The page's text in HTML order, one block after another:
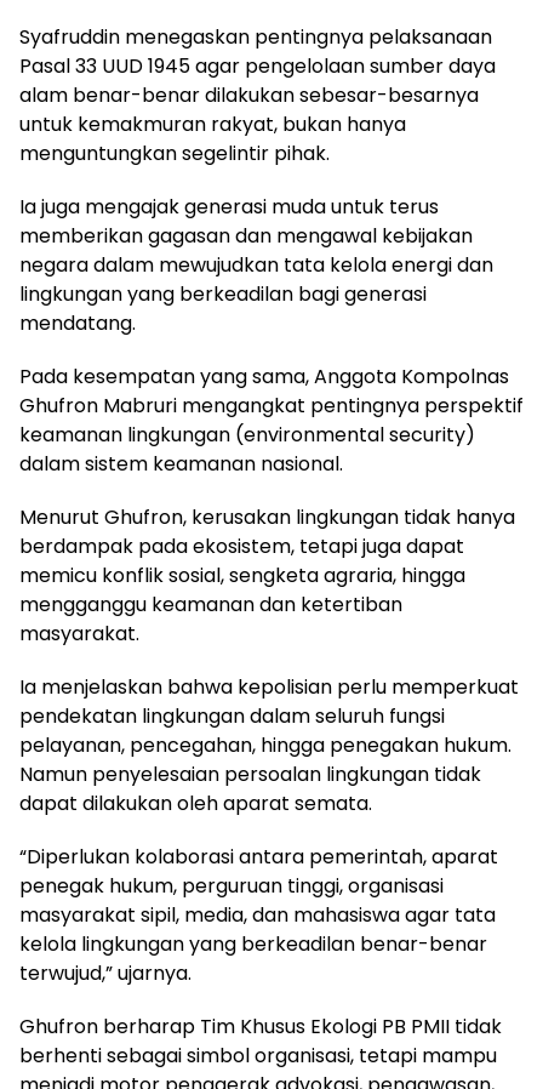
Syafruddin menegaskan pentingnya pelaksanaan
Pasal 33 UUD 1945 agar pengelolaan sumber daya
alam benar-benar dilakukan sebesar-besarnya
untuk kemakmuran rakyat, bukan hanya
menguntungkan segelintir pihak.
Ia juga mengajak generasi muda untuk terus
memberikan gagasan dan mengawal kebijakan
negara dalam mewujudkan tata kelola energi dan
lingkungan yang berkeadilan bagi generasi
mendatang.
Pada kesempatan yang sama, Anggota Kompolnas
Ghufron Mabruri mengangkat pentingnya perspektif
keamanan lingkungan (environmental security)
dalam sistem keamanan nasional.
Menurut Ghufron, kerusakan lingkungan tidak hanya
berdampak pada ekosistem, tetapi juga dapat
memicu konflik sosial, sengketa agraria, hingga
mengganggu keamanan dan ketertiban
masyarakat.
Ia menjelaskan bahwa kepolisian perlu memperkuat
pendekatan lingkungan dalam seluruh fungsi
pelayanan, pencegahan, hingga penegakan hukum.
Namun penyelesaian persoalan lingkungan tidak
dapat dilakukan oleh aparat semata.
“Diperlukan kolaborasi antara pemerintah, aparat
penegak hukum, perguruan tinggi, organisasi
masyarakat sipil, media, dan mahasiswa agar tata
kelola lingkungan yang berkeadilan benar-benar
terwujud,” ujarnya.
Ghufron berharap Tim Khusus Ekologi PB PMII tidak
berhenti sebagai simbol organisasi, tetapi mampu